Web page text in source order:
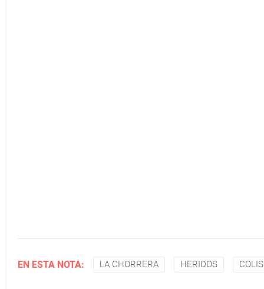
EN ESTA NOTA: LA CHORRERA HERIDOS